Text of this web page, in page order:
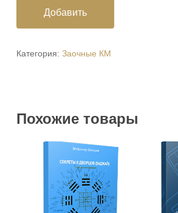
Добавить
Категория: Заочные КМ
Похожие товары